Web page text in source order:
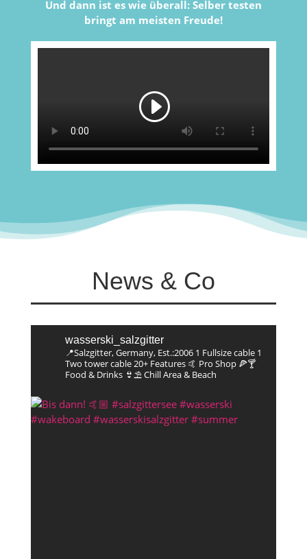
Und dann ist es wie überall: Selber testen
bringt am meisten Freude!
News & Co
wasserski_salzgitter
📍Salzgitter, Germany, Est.:20061 Fullsize cable1
Two tower cable20+ Features🤙 Pro Shop🍕🍸
Food & Drinks👙⛱️ Chill Area & Beach